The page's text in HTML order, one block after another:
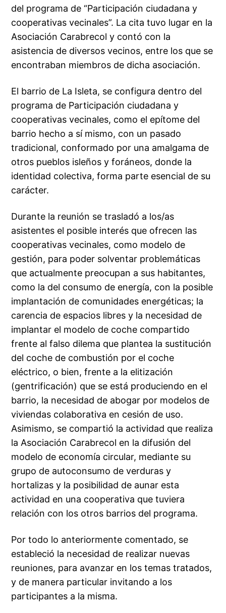
del programa de “Participación ciudadana y
cooperativas vecinales”. La cita tuvo lugar en la
Asociación Carabrecol y contó con la
asistencia de diversos vecinos, entre los que se
encontraban miembros de dicha asociación.
El barrio de La Isleta, se configura dentro del
programa de Participación ciudadana y
cooperativas vecinales, como el epítome del
barrio hecho a sí mismo, con un pasado
tradicional, conformado por una amalgama de
otros pueblos isleños y foráneos, donde la
identidad colectiva, forma parte esencial de su
carácter.
Durante la reunión se trasladó a los/as
asistentes el posible interés que ofrecen las
cooperativas vecinales, como modelo de
gestión, para poder solventar problemáticas
que actualmente preocupan a sus habitantes,
como la del consumo de energía, con la posible
implantación de comunidades energéticas; la
carencia de espacios libres y la necesidad de
implantar el modelo de coche compartido
frente al falso dilema que plantea la sustitución
del coche de combustión por el coche
eléctrico, o bien, frente a la elitización
(gentrificación) que se está produciendo en el
barrio, la necesidad de abogar por modelos de
viviendas colaborativa en cesión de uso.
Asimismo, se compartió la actividad que realiza
la Asociación Carabrecol en la difusión del
modelo de economía circular, mediante su
grupo de autoconsumo de verduras y
hortalizas y la posibilidad de aunar esta
actividad en una cooperativa que tuviera
relación con los otros barrios del programa.
Por todo lo anteriormente comentado, se
estableció la necesidad de realizar nuevas
reuniones, para avanzar en los temas tratados,
y de manera particular invitando a los
participantes a la misma.